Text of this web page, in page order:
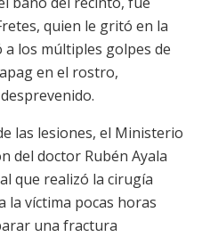
quien le gritó en la
los múltiples golpes de
en el rostro,
las lesiones, el Ministerio
del doctor Rubén Ayala
que realizó la cirugía
la víctima pocas horas
una fractura